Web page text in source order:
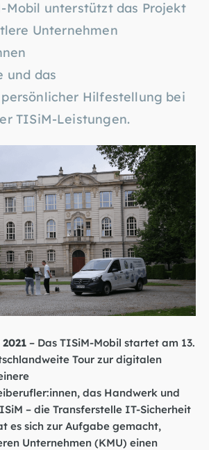
Mobil unterstützt das Projekt
Unternehmen
und das
Hilfestellung bei
TISiM-Leistungen.
– Das TISiM-Mobil startet am 13.
Tour zur digitalen
das Handwerk und
– die Transferstelle IT-Sicherheit
es sich zur Aufgabe gemacht,
Unternehmen (KMU) einen